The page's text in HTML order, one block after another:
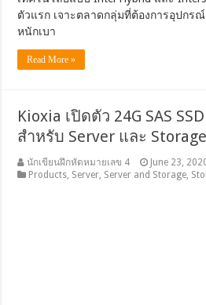
ตัวแรก เจาะตลาดกลุ่มที่ต้องการอุปกร
หนักเบา
Read More »
Kioxia เปิดตัว 24G SAS
สำหรับ Server และ Storage
นักเขียนฝึกหัดหมายเลข 4
June 23,
Products, Server, Server and Storage,